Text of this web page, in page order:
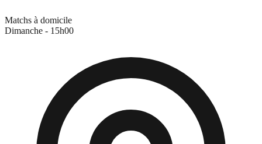
Matchs à domicile
Dimanche - 15h00